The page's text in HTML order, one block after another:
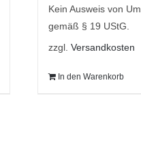
Kein Ausweis von
gemäß § 19 UStG.
zzgl. Versandkosten
In den Warenkorb